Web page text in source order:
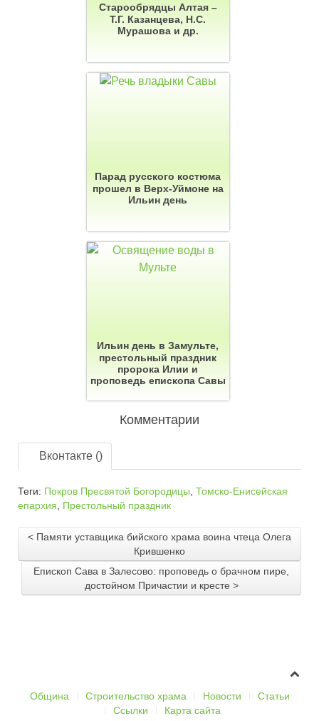
Старообрядцы Алтая –
Т.Г. Казанцева, Н.С.
Мурашова и др.
Парад русского костюма
прошел в Верх-Уймоне на
Ильин день
Ильин день в Замульте,
престольный праздник
пророка Илии и
проповедь епископа Савы
Комментарии
Вконтакте ()
Теги: Покров Пресвятой Богородицы Томско-Енисейская
епархия
Престольный праздник
< Памяти уставщика бийского храма воина чтеца Олега
Крившенко
Епископ Сава в Залесово: проповедь о брачном пире,
достойном Причастии и кресте >
Община Строительство храма Новости
Статьи
Ссылки
Карта сайта